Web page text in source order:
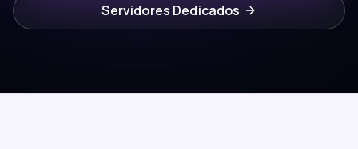
Servidores Dedicados